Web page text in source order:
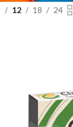
12 18 24